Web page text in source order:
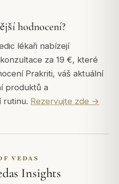
hodnocení?
lékaři nabízejí
za 19 €, které
Prakriti, váš aktuální
produktů a
rutinu. Rezervujte zde →
VEDAS
Insights